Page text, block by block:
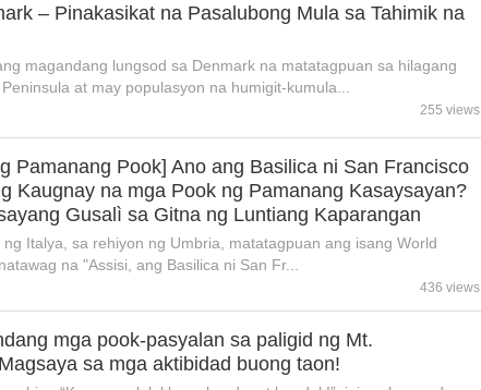
– Pinakasikat na Pasalubong Mula sa Tahimik na
magandang lungsod sa Denmark na matatagpuan sa hilagang
at may populasyon na humigit-kumula...
255 views
Pamanang Pook] Ano ang Basilica ni San Francisco
Kaugnay na mga Pook ng Pamanang Kasaysayan?
Gusalì sa Gitna ng Luntiang Kaparangan
Italya, sa rehiyon ng Umbria, matatagpuan ang isang World
na "Assisi, ang Basilica ni San Fr...
436 views
mga pook-pasyalan sa paligid ng Mt.
sa mga aktibidad buong taon!